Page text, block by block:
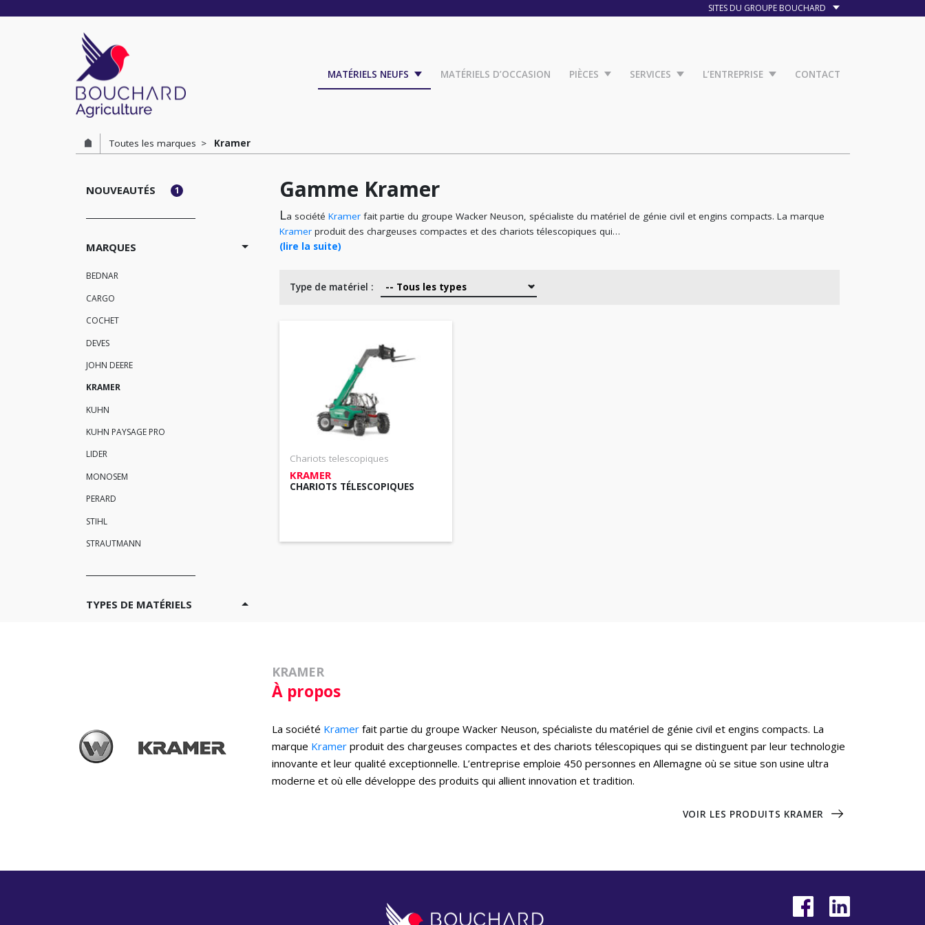
SITES DU GROUPE BOUCHARD
MATÉRIELS NEUFS MATÉRIELS D’OCCASION PIÈCES SERVICES L’ENTREPRISE CONTACT
Toutes les marques Kramer
NOUVEAUTÉS 1
MARQUES
BEDNAR
CARGO
COCHET
DEVES
JOHN DEERE
KRAMER
KUHN
KUHN PAYSAGE PRO
LIDER
MONOSEM
PERARD
STIHL
STRAUTMANN
TYPES DE MATÉRIELS
Gamme Kramer
La société Kramerfait partie du groupe Wacker Neuson, spécialiste du matériel de génie civil et engins compacts. La marque
Kramerproduit des chargeuses compactes et des chariots télescopiques qui…
(lire la suite)
Type de matériel :
Chariots telescopiques
KRAMER
CHARIOTS TÉLESCOPIQUES
KRAMER
À propos
La société Kramerfait partie du groupe Wacker Neuson, spécialiste du matériel de génie civil et engins compacts. La
marque Kramerproduit des chargeuses compactes et des chariots télescopiques qui se distinguent par leur technologie
innovante et leur qualité exceptionnelle. L’entreprise emploie 450 personnes en Allemagne où se situe son usine ultra
moderne et où elle développe des produits qui allient innovation et tradition.
VOIR LES PRODUITS KRAMER